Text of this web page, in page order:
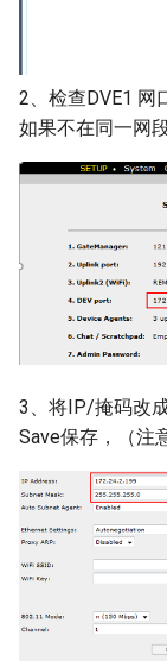
2、检查DVE1 网
如果不在同一网
3、将IP/掩码改
Save保存，（注